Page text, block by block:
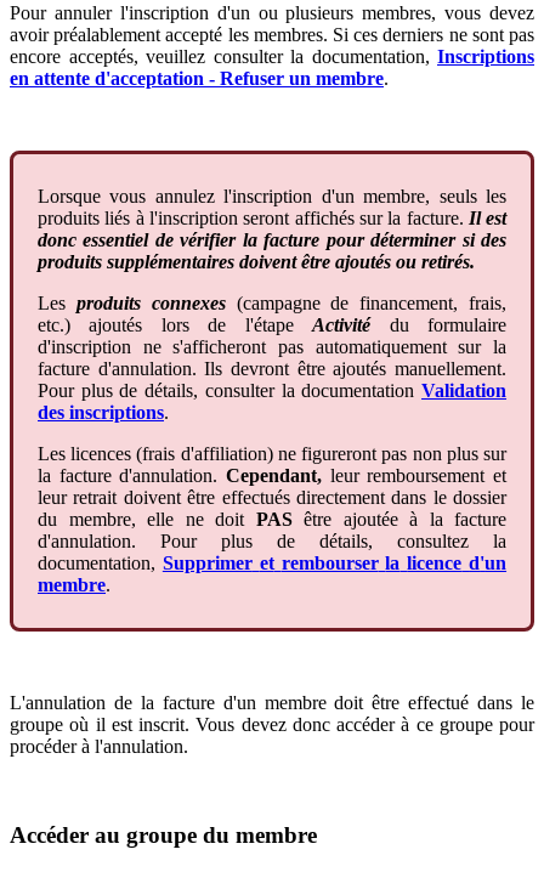
Pour annuler l'inscription d'un ou plusieurs membres, vous devez
avoir préalablement accepté les membres. Si ces derniers ne sont pas
encore acceptés, veuillez consulter la documentation, Inscriptions
en attente d'acceptation - Refuser un membre.
Lorsque vous annulez l'inscription d'un membre, seuls les
produits liés à l'inscription seront affichés sur la facture. Il est
donc essentiel de vérifier la facture pour déterminer si des
produits supplémentaires doivent être ajoutés ou retirés.
Les produits connexes (campagne de financement, frais,
etc.) ajoutés lors de l'étape Activité du
formulaire
d'inscription ne s'afficheront pas automatiquement sur la
facture d'annulation. Ils devront être ajoutés manuellement.
Pour plus de détails, consulter la documentation Validation
des inscriptions.
Les licences (frais d'affiliation) ne figureront pas non plus sur
la facture d'annulation. Cependant, leur remboursement et
leur retrait doivent être effectués directement dans le dossier
du
membre, elle ne doit PAS être ajoutée à la facture
d'annulation. Pour plus de détails, consultez
la
documentation, Supprimer et rembourser la licence d'un
membre.
L'annulation de la facture d'un membre doit être effectué dans le
groupe où il est inscrit. Vous devez donc accéder à ce groupe pour
procéder à l'annulation.
Accéder au groupe du membre